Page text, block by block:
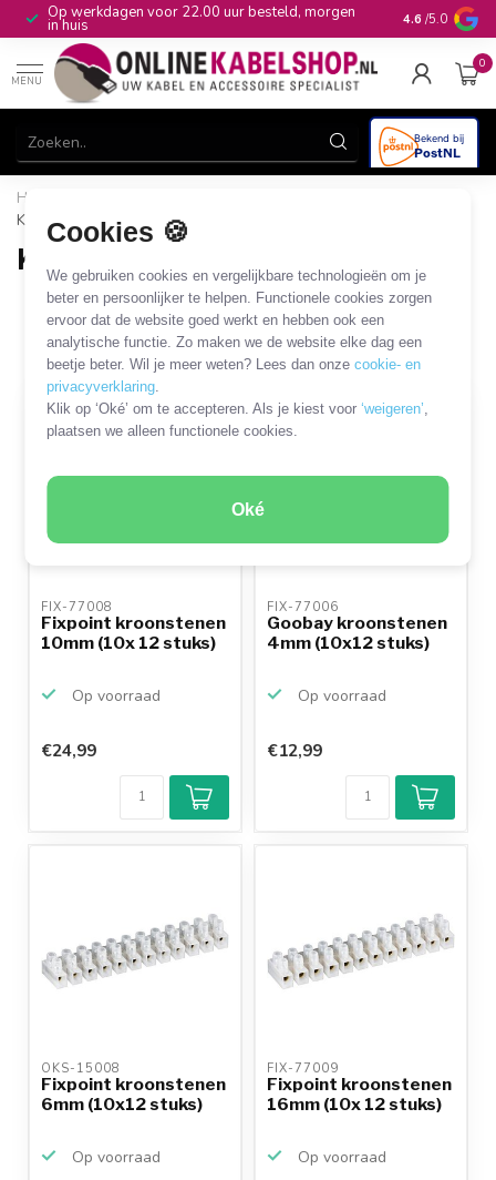
Cookies 🍪
We gebruiken cookies en vergelijkbare technologieën om je
beter en persoonlijker te helpen. Functionele cookies zorgen
ervoor dat de website goed werkt en hebben ook een
analytische functie. Zo maken we de website elke dag een
beetje beter. Wil je meer weten? Lees dan onzecookie- en
privacyverklaring.
Klik op ‘Oké’ om te accepteren. Als je kiest voor‘weigeren’,
plaatsen we alleen functionele cookies.
Oké
Op werkdagen voor 22.00 uur besteld, morgen
in huis 10+jaar
4.6 /5.0
MENU
0
Home
Kroonstenen
Kroonstenen
4 PRODUCTEN
Filters SORTEER OP
FIX-77008
Fixpoint kroonstenen
10mm (10x 12 stuks)
Op voorraad
€24,99
FIX-77006
Goobay kroonstenen
4mm (10x12 stuks)
Op voorraad
€12,99
OKS-15008
Fixpoint kroonstenen
6mm (10x12 stuks)
Op voorraad
FIX-77009
Fixpoint kroonstenen
16mm (10x 12 stuks)
Op voorraad